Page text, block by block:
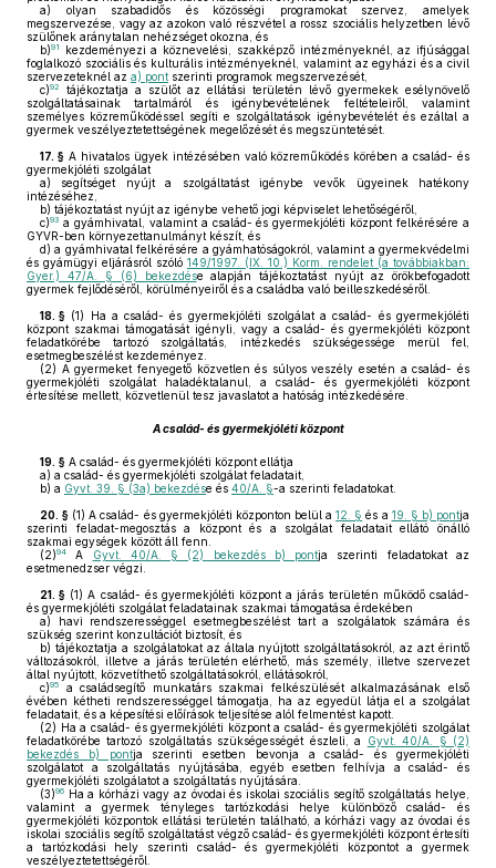
a) olyan szabadidős és közösségi programokat szervez, amelyek
megszervezése, vagy az azokon való részvétel a rossz szociális helyzetben lévő
szülőnek aránytalan nehézséget okozna, és
b)91
kezdeményezi a köznevelési, szakképző intézményeknél, az ifjúsággal
foglalkozó szociális és kulturális intézményeknél, valamint az egyházi és a civil
szervezeteknél az a) pont szerinti programok megszervezését,
c)92
tájékoztatja a szülőt az ellátási területén lévő gyermekek esélynövelő
szolgáltatásainak tartalmáról és igénybevételének feltételeiről, valamint
személyes közreműködéssel segíti e szolgáltatások igénybevételét és ezáltal a
gyermek veszélyeztetettségének megelőzését és megszüntetését.
17. § A hivatalos ügyek intézésében való közreműködés körében a család- és
gyermekjóléti szolgálat
a) segítséget nyújt a szolgáltatást igénybe vevők ügyeinek hatékony
intézéséhez,
b) tájékoztatást nyújt az igénybe vehető jogi képviselet lehetőségéről,
c)93 a gyámhivatal, valamint a család- és gyermekjóléti központ felkérésére a
GYVR-ben környezettanulmányt készít, és
d) a gyámhivatal felkérésére a gyámhatóságokról, valamint a gyermekvédelmi
és gyámügyi eljárásról szóló 149/1997. (IX. 10.) Korm. rendelet (a továbbiakban:
Gyer.) 47/A. § (6) bekezdése alapján tájékoztatást nyújt az örökbefogadott
gyermek fejlődéséről, körülményeiről és a családba való beilleszkedéséről.
18. § (1)
Ha a család- és gyermekjóléti szolgálat a család- és gyermekjóléti
központ szakmai támogatását igényli, vagy a család- és gyermekjóléti központ
feladatkörébe tartozó szolgáltatás, intézkedés szükségessége merül fel,
esetmegbeszélést kezdeményez.
(2) A gyermeket fenyegető közvetlen és súlyos veszély esetén a család- és
gyermekjóléti szolgálat haladéktalanul, a család- és gyermekjóléti központ
értesítése mellett, közvetlenül tesz javaslatot a hatóság intézkedésére.
A család- és gyermekjóléti központ
19. § A család- és gyermekjóléti központ ellátja
a) a család- és gyermekjóléti szolgálat feladatait,
b) a Gyvt. 39. § (3a) bekezdése és 40/A. §-a szerinti feladatokat.
20. § (1) A család- és gyermekjóléti központon belül a12. § és a 19. § b) pontja
szerinti feladat-megosztás a központ és a szolgálat feladatait ellátó önálló
szakmai egységek között áll fenn.
(2)94 A Gyvt. 40/A. § (2) bekezdés b) pontja szerinti feladatokat az
esetmenedzser végzi.
21. § (1) A család- és gyermekjóléti központ a járás területén működő család-
és gyermekjóléti szolgálat feladatainak szakmai támogatása érdekében
a) havi rendszerességgel esetmegbeszélést tart a szolgálatok számára és
szükség szerint konzultációt biztosít, és
b) tájékoztatja a szolgálatokat az általa nyújtott szolgáltatásokról, az azt érintő
változásokról, illetve a járás területén elérhető, más személy, illetve szervezet
által nyújtott, közvetíthető szolgáltatásokról, ellátásokról,
c)95
a családsegítő munkatárs szakmai felkészülését alkalmazásának első
évében kétheti rendszerességgel támogatja, ha az egyedül látja el a szolgálat
feladatait, és a képesítési előírások teljesítése alól felmentést kapott.
(2) Ha a család- és gyermekjóléti központ a család- és gyermekjóléti szolgálat
feladatkörébe tartozó szolgáltatás szükségességét észleli, a
Gyvt. 40/A. § (2)
bekezdés b) pontja szerinti esetben bevonja a család- és gyermekjóléti
szolgálatot a szolgáltatás nyújtásába, egyéb esetben felhívja a család- és
gyermekjóléti szolgálatot a szolgáltatás nyújtására.
(3)96 Ha a kórházi vagy az óvodai és iskolai szociális segítő szolgáltatás helye,
valamint a gyermek tényleges tartózkodási helye különböző család- és
gyermekjóléti központok ellátási területén található, a kórházi vagy az óvodai és
iskolai szociális segítő szolgáltatást végző család- és gyermekjóléti központ értesíti
a tartózkodási hely szerinti család- és gyermekjóléti központot a gyermek
veszélyeztetettségéről.